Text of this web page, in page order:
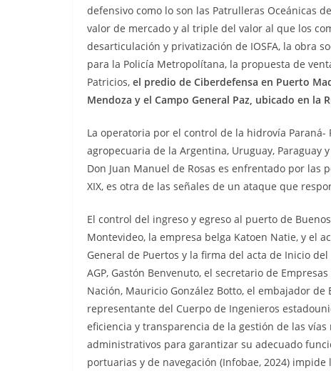
defensivo como lo son las Patrulleras Oceánicas
valor de mercado y al triple del valor al que los
desarticulación y privatización de IOSFA, la obra
para la Policía Metropolítana, la propuesta de
Patricios, el predio de Ciberdefensa en Puerto
Mendoza y el Campo General Paz, ubicado en la
La operatoria por el control de la hidrovía
agropecuaria de la Argentina, Uruguay, Paraguay
Don Juan Manuel de Rosas es enfrentado por
XIX, es otra de las señales de un ataque que
El control del ingreso y egreso al puerto de
Montevideo, la empresa belga Katoen Natie, y el
General de Puertos y la firma del acta de Inicio
AGP, Gastón Benvenuto, el secretario de
Nación, Mauricio González Botto, el embajador
representante del Cuerpo de Ingenieros
eficiencia y transparencia de la gestión de las
administrativos para garantizar su adecuado
portuarias y de navegación (Infobae, 2024)